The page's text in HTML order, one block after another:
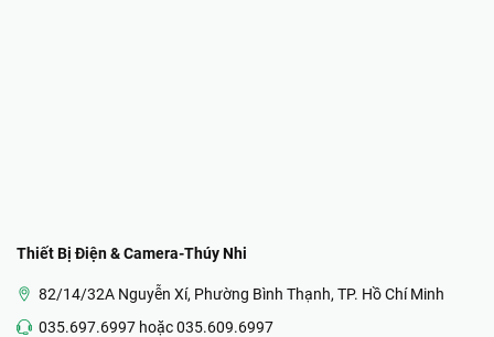
Thiết Bị Điện & Camera-Thúy Nhi
82/14/32A Nguyễn Xí, Phường Bình Thạnh, TP. Hồ Chí Minh
035.697.6997 hoặc 035.609.6997